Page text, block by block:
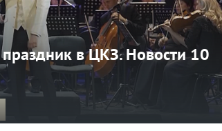
праздник в ЦКЗ. Новости 10